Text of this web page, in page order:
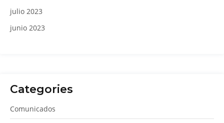
julio 2023
junio 2023
Categories
Comunicados